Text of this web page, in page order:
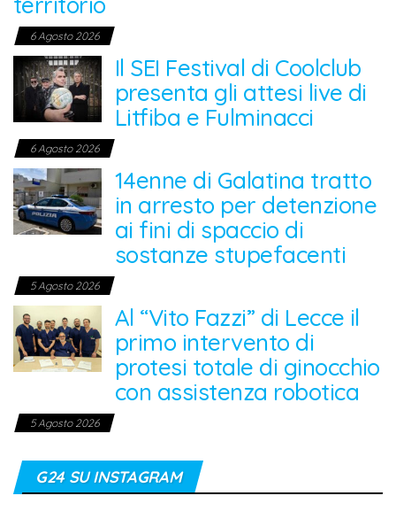
6 Agosto 2026
Il SEI Festival di Coolclub
presenta gli attesi live di
Litfiba e Fulminacci
6 Agosto 2026
14enne di Galatina tratto
in arresto per detenzione
ai fini di spaccio di
sostanze stupefacenti
5 Agosto 2026
Al “Vito Fazzi” di Lecce il
primo intervento di
protesi totale di ginocchio
con assistenza robotica
5 Agosto 2026
G24 SU INSTAGRAM